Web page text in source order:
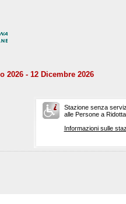
2026 - 12 Dicembre 2026
Stazione senza
alle Persone a
Informazioni sulle